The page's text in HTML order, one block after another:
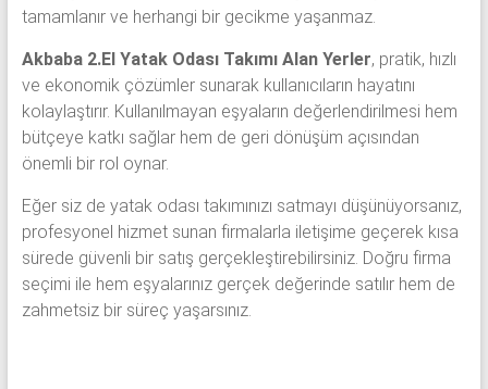
tamamlanır ve herhangi bir gecikme yaşanmaz.
Akbaba 2.El Yatak Odası Takımı Alan Yerler, pratik, hızlı
ve ekonomik çözümler sunarak kullanıcıların hayatını
kolaylaştırır. Kullanılmayan eşyaların değerlendirilmesi hem
bütçeye katkı sağlar hem de geri dönüşüm açısından
önemli bir rol oynar.
Eğer siz de yatak odası takımınızı satmayı düşünüyorsanız,
profesyonel hizmet sunan firmalarla iletişime geçerek kısa
sürede güvenli bir satış gerçekleştirebilirsiniz. Doğru firma
seçimi ile hem eşyalarınız gerçek değerinde satılır hem de
zahmetsiz bir süreç yaşarsınız.